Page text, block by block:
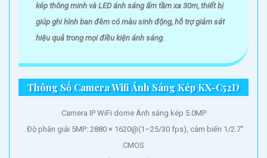
kép thông minh và LED ánh sáng ấm tầm xa 30m, thiết bị
giúp ghi hình ban đêm có màu sinh động, hỗ trợ giám sát
hiệu quả trong mọi điều kiện ánh sáng.
Thông Số Camera Wifi Ánh Sáng Kép KX-C52D
Camera IP WiFi dome Ánh sáng kép 5.0MP
. Độ phân giải 5MP: 2880 × 1620@(1–25/30 fps), cảm biến 1/2.7"
CMOS